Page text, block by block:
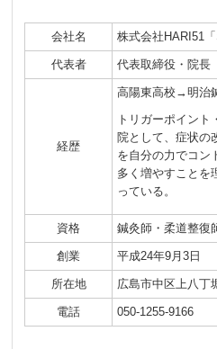
会社名 株式会社HARI51
代表者 代表取締役・院
経歴
高陽東高校→明治
トリガーポイント
院として、症状の
を自分の力でコン
多く増やすことを
っている。
資格 鍼灸師・柔道整復
創業 平成24年9月3日
所在地 広島市中区上八丁
電話 050-1255-9166